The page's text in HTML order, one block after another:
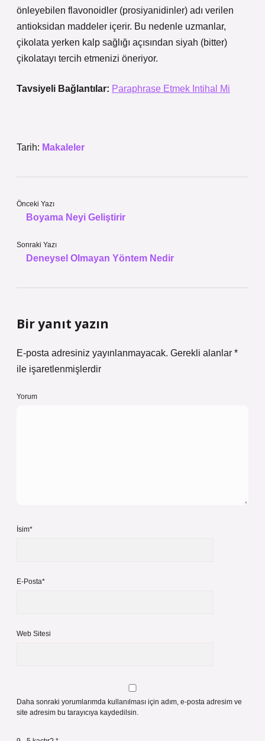
önleyebilen flavonoidler (prosiyanidinler) adı verilen
antioksidan maddeler içerir. Bu nedenle uzmanlar,
çikolata yerken kalp sağlığı açısından siyah (bitter)
çikolatayı tercih etmenizi öneriyor.
Tavsiyeli Bağlantılar: Paraphrase Etmek Intihal Mi
Tarih: Makaleler
Önceki Yazı
Boyama Neyi Geliştirir
Sonraki Yazı
Deneysel Olmayan Yöntem Nedir
Bir yanıt yazın
E-posta adresiniz yayınlanmayacak. Gerekli alanlar *
ile işaretlenmişlerdir
Yorum
İsim*
E-Posta*
Web Sitesi
Daha sonraki yorumlarımda kullanılması için adım, e-posta adresim ve
site adresim bu tarayıcıya kaydedilsin.